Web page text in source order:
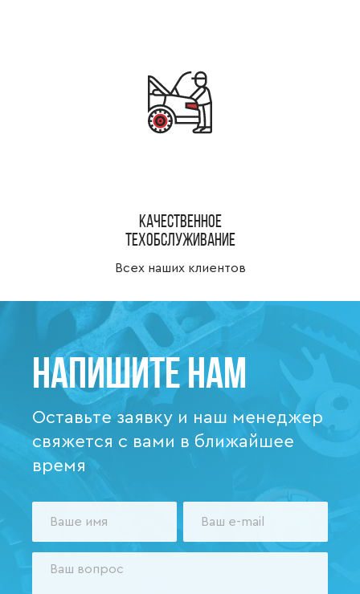
Качественное
техобслуживание
Всех наших клиентов
Напишите нам
Оставьте заявку и наш менеджер
свяжется с вами в ближайшее
время